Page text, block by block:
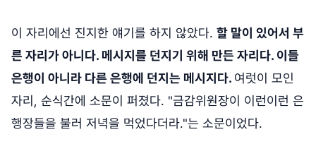
이 자리에선 진지한 얘기를 하지 않았다. 할 말이 있어서 부
른 자리가 아니다. 메시지를 던지기 위해 만든 자리다. 이들
은행이 아니라 다른 은행에 던지는 메시지다. 여럿이 모인
자리, 순식간에 소문이 퍼졌다. "금감위원장이 이런이런 은
행장들을 불러 저녁을 먹었다더라."는 소문이었다.